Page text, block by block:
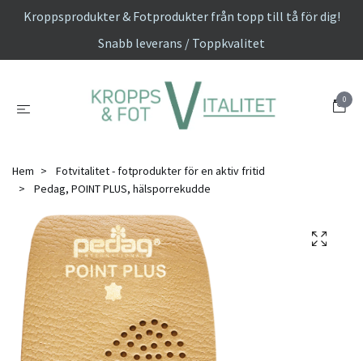
Kroppsprodukter & Fotprodukter från topp till tå för dig!
Snabb leverans / Toppkvalitet
0
Hem
Fotvitalitet - fotprodukter för en aktiv fritid
Pedag, POINT PLUS, hälsporrekudde